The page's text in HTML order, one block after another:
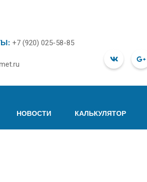
+7 (920) 025-58-85
НОВОСТИ КАЛЬКУЛЯТОР